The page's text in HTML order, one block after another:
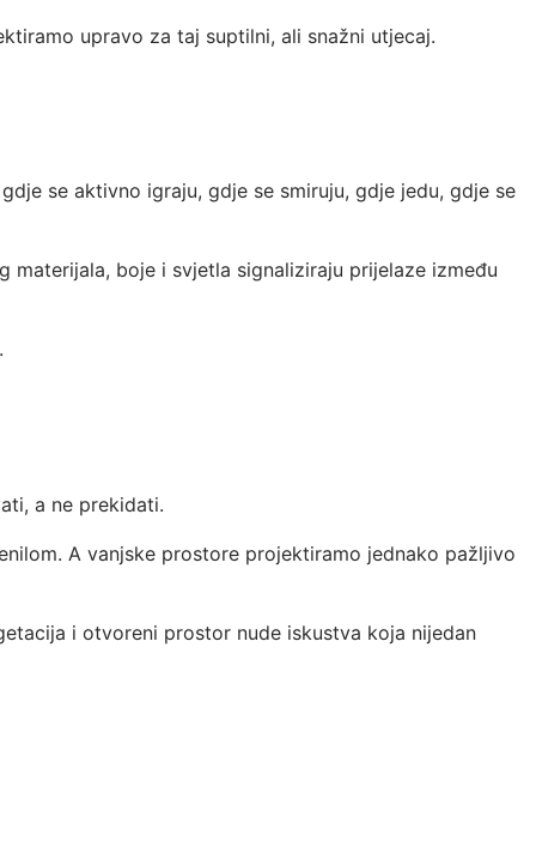
upravo za taj suptilni, ali snažni utjecaj.
se aktivno igraju, gdje se smiruju, gdje jedu, gdje se
boje i svjetla signaliziraju prijelaze između
a ne prekidati.
A vanjske prostore projektiramo jednako pažljivo
i otvoreni prostor nude iskustva koja nijedan